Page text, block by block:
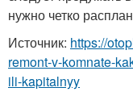
нужно четко
Источник: https://
remont-v-komnate-
ili-kapitalnyy